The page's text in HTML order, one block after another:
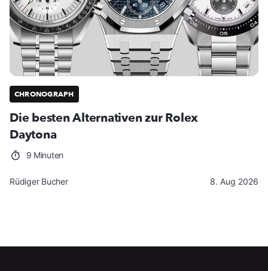
CHRONOGRAPH
Die besten Alternativen zur Rolex
Daytona
9 Minuten
Rüdiger Bucher 8. Aug 2026